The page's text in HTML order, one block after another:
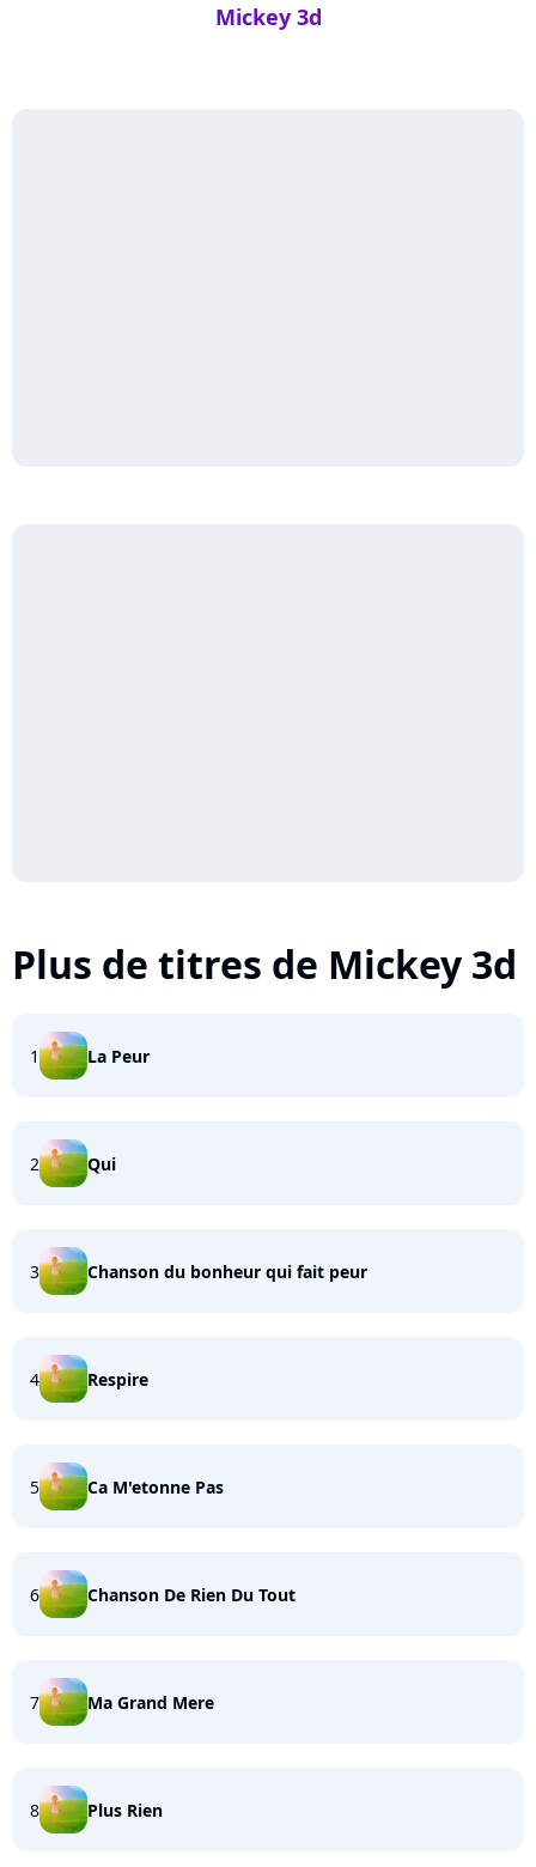
Mickey 3d
Plus de titres de Mickey 3d
1 La Peur
2 Qui
3 Chanson du bonheur qui fait peur
4 Respire
5 Ca M'etonne Pas
6 Chanson De Rien Du Tout
7 Ma Grand Mere
8 Plus Rien